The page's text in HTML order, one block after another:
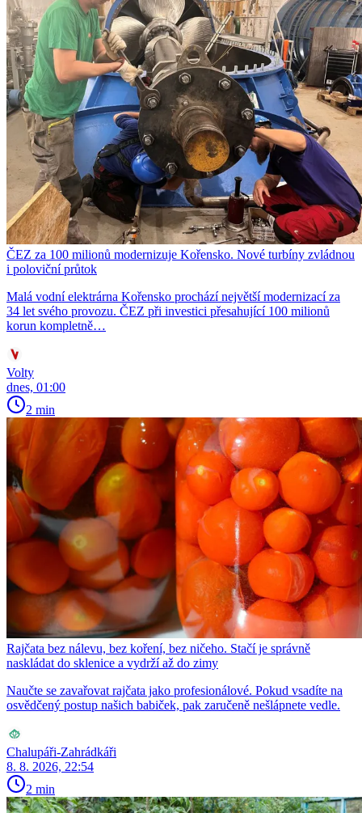
ČEZ za 100 milionů modernizuje Kořensko. Nové turbíny zvládnou
i poloviční průtok
Malá vodní elektrárna Kořensko prochází největší modernizací za
34 let svého provozu. ČEZ při investici přesahující 100 milionů
korun kompletně…
Volty
dnes, 01:00
2 min
Rajčata bez nálevu, bez koření, bez ničeho. Stačí je správně
naskládat do sklenice a vydrží až do zimy
Naučte se zavařovat rajčata jako profesionálové. Pokud vsadíte na
osvědčený postup našich babiček, pak zaručeně nešlápnete vedle.
Chalupáři-Zahrádkáři
8. 8. 2026, 22:54
2 min